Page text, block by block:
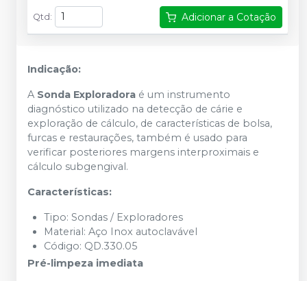
Qtd : Adicionar a Cotação
Indicação:
A Sonda Exploradora é um instrumento
diagnóstico utilizado na detecção de cárie e
exploração de cálculo, de características de bolsa,
furcas e restaurações, também é usado para
verificar posteriores margens interproximais e
cálculo subgengival.
Características:
Tipo: Sondas / Exploradores
Material: Aço Inox autoclavável
Código: QD.330.05
Pré-limpeza imediata